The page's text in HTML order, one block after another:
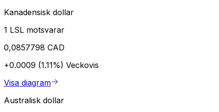
Kanadensisk dollar
1 LSL motsvarar
0,0857798 CAD
+0.0009 (1.11%) Veckovis
Visa diagram
Australisk dollar